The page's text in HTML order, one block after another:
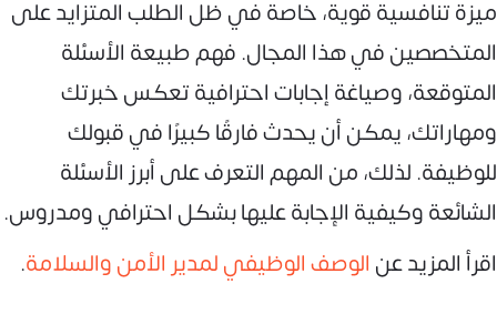
ميزة تنافسية قوية، خاصة في ظل الطلب المتزايد على
المتخصصين في هذا المجال. فهم طبيعة الأسئلة
المتوقعة، وصياغة إجابات احترافية تعكس خبرتك
ومهاراتك، يمكن أن يحدث فارقًا كبيرًا في قبولك
للوظيفة. لذلك، من المهم التعرف على أبرز الأسئلة
الشائعة وكيفية الإجابة عليها بشكل احترافي ومدروس.
اقرأ المزيد عن الوصف الوظيفي لمدير الأمن والسلامة.